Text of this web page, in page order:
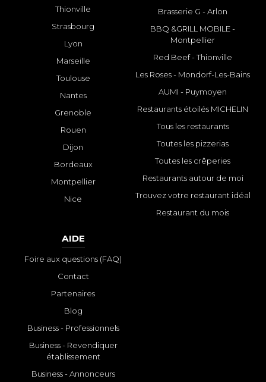
Thionville
Strasbourg
Lyon
Marseille
Toulouse
Nantes
Grenoble
Rouen
Dijon
Bordeaux
Montpellier
Nice
Brasserie G - Arlon
BBQ &GRILL MOBILE -
Montpellier
Red Beef - Thionville
Les Roses - Mondorf-Les-Bains
AUMI - Puymoyen
Restaurants étoilés MICHELIN
Tous les restaurants
Toutes les pizzerias
Toutes les crêperies
Restaurants autour de moi
Trouvez votre restaurant idéal
Restaurant du mois
AIDE
Foire aux questions (FAQ)
Contact
Partenaires
Blog
Business - Professionnels
Business - Revendiquer
établissement
Business - Annonceurs